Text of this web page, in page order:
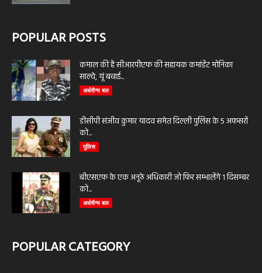
POPULAR POSTS
कमाल की है सीआरपीएफ की सहायक कमांडेंट मोनिका
साल्वे, यूं बचाई...
अर्धसैन्य बल
डीसीपी संजीव कुमार यादव समेत दिल्ली पुलिस के 5 अफसरों
को...
पुलिस
बीएसएफ के एक अनूठे अधिकारी जो फिर सम्भालेंगे 1 दिसम्बर
को...
अर्धसैन्य बल
POPULAR CATEGORY